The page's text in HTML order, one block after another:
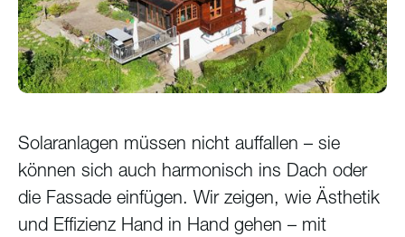
Solaranlagen müssen nicht auffallen – sie
können sich auch harmonisch ins Dach oder
die Fassade einfügen. Wir zeigen, wie Ästhetik
und Effizienz Hand in Hand gehen – mit